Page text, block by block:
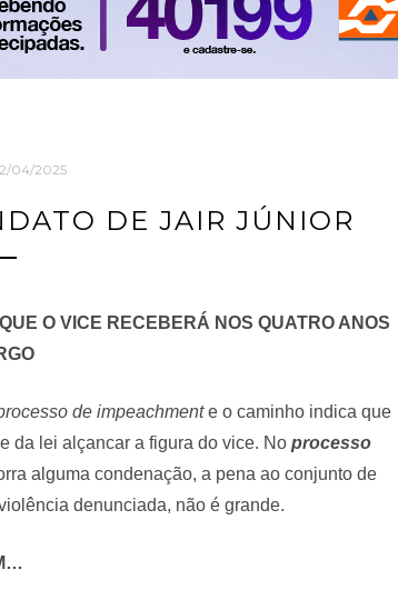
04/2025
DE JAIR JÚNIOR
O VICE RECEBERÁ NOS QUATRO ANOS
de impeachmente o caminho indica que
da lei alçancar a figura do vice. No processo
alguma condenação, a pena ao conjunto de
denunciada, não é grande.